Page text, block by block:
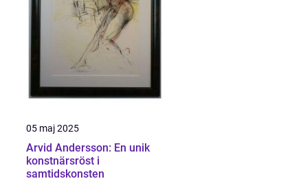
05 maj 2025
Arvid Andersson: En unik
konstnärsröst i
samtidskonsten